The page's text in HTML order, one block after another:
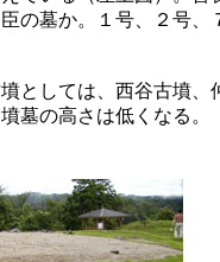
の墓か。１号、２号、
としては、西谷古墳、
墓の高さは低くなる。